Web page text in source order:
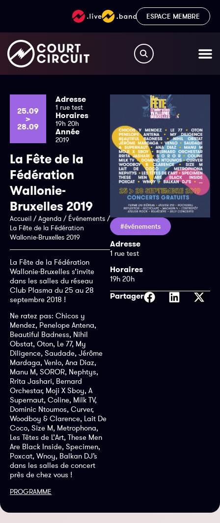
ESPACE MEMBRE
25.09
>
28.09
Adresse
1 rue test
Horaires
19h 20h
Année
2019
La Fête de la
Fédération
Wallonie-
Bruxelles 2019
Accueil /Agenda / Événements /
La Fête de la Fédération
Wallonie-Bruxelles 2019
La Fête de la Fédération
Wallonie-Bruxelles s’invite
dans les salles du réseau
Club Plasma du 25 au 28
septembre 2018 !
Ne ratez pas: Chicos y
Mendez, Penelope Antena,
Beautiful Badness, Nihil
Obstat, Oton, Le 77, My
Diligence, Saudade, Jérôme
Mardaga, Venlo, Ana Diaz,
Manu M, SOROR, Nephtys,
Rrita Jashari, Bernard
Orchestar, Moji X Sboy, A
Supernaut, Coline, Milk TV,
Dominic Ntoumos, Curver,
Woodboy & Clarence, Lait De
Coco, Size M, Metrophona,
Les Têtes de L’Art, These Men
Are Black Inside, Specimen,
Poxcat, Wnoy, Balkan DJ’s
dans les salles de concert
près de chez vous !
PROGRAMME
#événements
Adresse
1 rue test
Horaires
19h 20h
Partager